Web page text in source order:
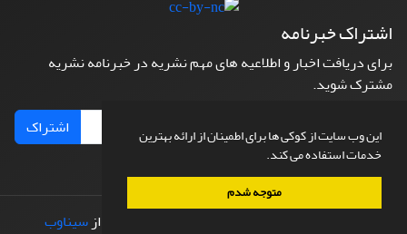
این وب سایت از کوکی ها برای اطمینان از ارائه بهترین
خدمات استفاده می کند.
متوجه شدم
اشتراک خبرنامه
برای دریافت اخبار و اطلاعیه های مهم نشریه در خبرنامه نشریه
مشترک شوید.
اشتراک
طراحی و پیاده سازی ازسیناوب